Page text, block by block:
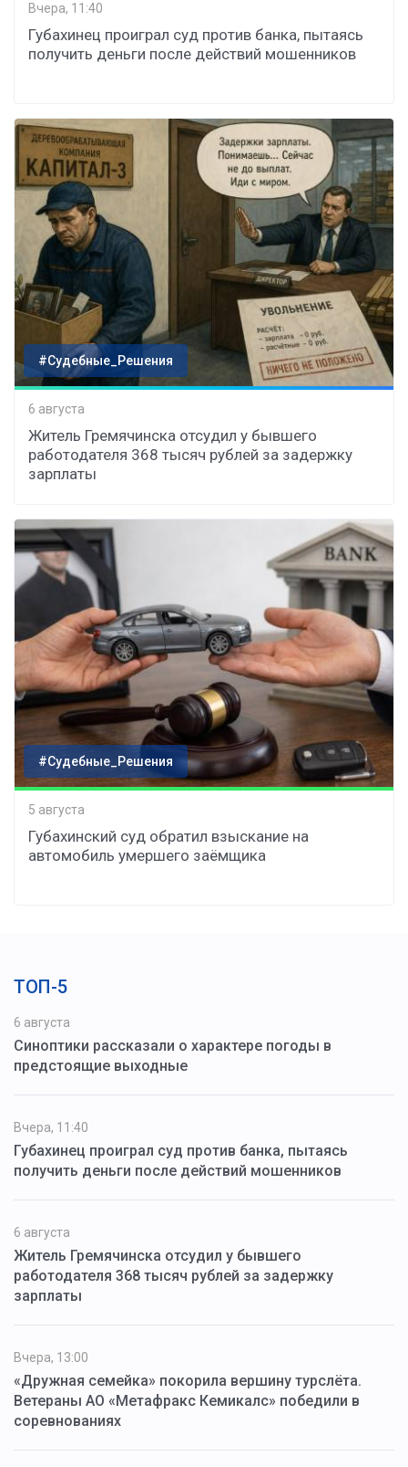
Вчера, 11:40
Губахинец проиграл суд против банка, пытаясь
получить деньги после действий мошенников
#Судебные_Решения
6 августа
Житель Гремячинска отсудил у бывшего
работодателя 368 тысяч рублей за задержку
зарплаты
#Судебные_Решения
5 августа
Губахинский суд обратил взыскание на
автомобиль умершего заёмщика
ТОП-5
6 августа
Синоптики рассказали о характере погоды в
предстоящие выходные
Вчера, 11:40
Губахинец проиграл суд против банка, пытаясь
получить деньги после действий мошенников
6 августа
Житель Гремячинска отсудил у бывшего
работодателя 368 тысяч рублей за задержку
зарплаты
Вчера, 13:00
«Дружная семейка» покорила вершину турслёта.
Ветераны АО «Метафракс Кемикалс» победили в
соревнованиях